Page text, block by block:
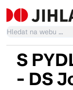
Kalendář akcí
S
- DS